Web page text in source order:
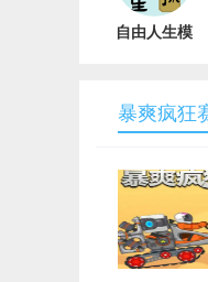
自由人生模
暴爽疯狂